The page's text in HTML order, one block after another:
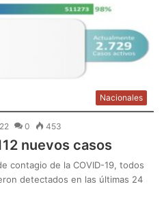
Nacionales
0 453
nuevos casos
contagio de la COVID-19, todos
detectados en las últimas 24